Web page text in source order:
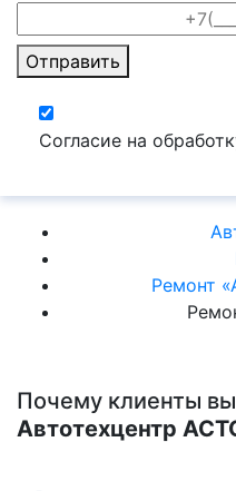
Отправить
Согласие на
Ремонт
Почему клиенты
Автотехцентр